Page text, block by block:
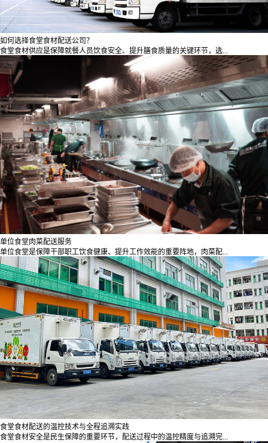
如何选择食堂食材配送公司？
食堂食材供应是保障就餐人员饮食安全、提升膳食质量的关键环节，选...
单位食堂肉菜配送服务
单位食堂是保障干部职工饮食健康、提升工作效能的重要阵地，肉菜配...
食堂食材配送的温控技术与全程追溯实践
食堂食材安全是民生保障的重要环节，配送过程中的温控精度与追溯完...